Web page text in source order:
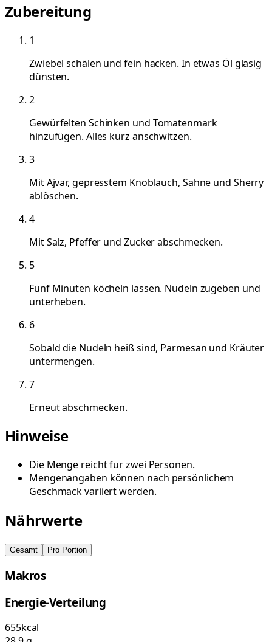
Zubereitung
1
Zwiebel schälen und fein hacken. In etwas Öl glasig
dünsten.
2
Gewürfelten Schinken und Tomatenmark
hinzufügen. Alles kurz anschwitzen.
3
Mit Ajvar, gepresstem Knoblauch, Sahne und Sherry
ablöschen.
4
Mit Salz, Pfeffer und Zucker abschmecken.
5
Fünf Minuten köcheln lassen. Nudeln zugeben und
unterheben.
6
Sobald die Nudeln heiß sind, Parmesan und Kräuter
untermengen.
7
Erneut abschmecken.
Hinweise
Die Menge reicht für zwei Personen.
Mengenangaben können nach persönlichem
Geschmack variiert werden.
Nährwerte
Gesamt Pro Portion
Makros
Energie-Verteilung
655kcal